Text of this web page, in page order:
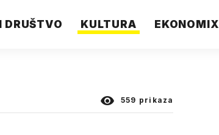
DRUŠTVO KULTURA EKONOMIX
559 prikaza